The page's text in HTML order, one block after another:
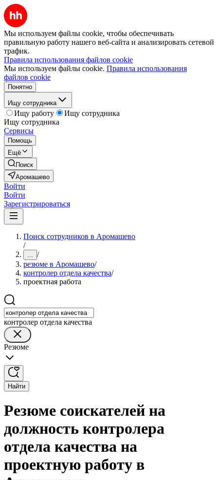
Мы используем файлы cookie, чтобы обеспечивать
правильную работу нашего веб-сайта и анализировать сетевой
трафик.
Правила использования файлов cookie
Мы используем файлы cookie. Правила использования
файлов cookie
Понятно
Ищу сотрудника
Ищу работу
Ищу сотрудника
Ищу сотрудника
Сервисы
Помощь
Ещё
Поиск
Аромашево
Войти
Войти
Зарегистрироваться
Поиск сотрудников в Аромашево
/
... /
резюме в Аромашево/
контролер отдела качества/
проектная работа
контролер отдела качества
Резюме
Найти
Резюме соискателей на
должность контролера
отдела качества на
проектную работу в